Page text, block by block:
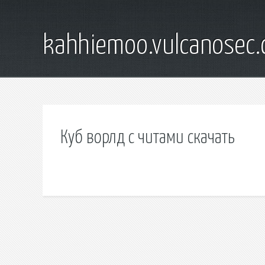
Куб ворлд с читами скачать